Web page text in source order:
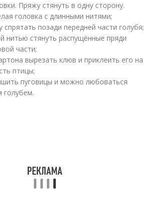
Пряжу стянуть в одну сторону.
головка с длинными нитями;
спрятать позади передней части голубя;
нитью стянуть распущённые пряди
части;
вырезать клюв и приклеить его на
птицы;
пуговицы и можно любоваться
голубем.